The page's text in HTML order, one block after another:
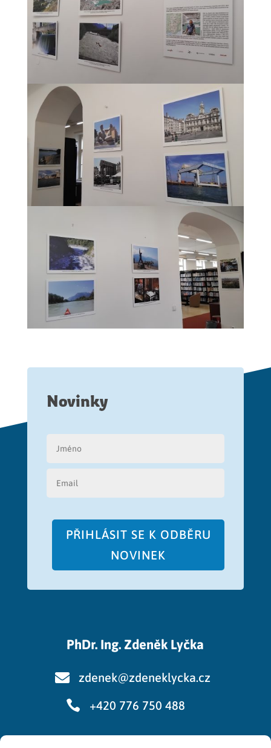
Novinky
PŘIHLÁSIT SE K ODBĚRU
NOVINEK
PhDr. Ing. Zdeněk Lyčka
 zdenek@zdeneklycka.cz
 +420 776 750 488